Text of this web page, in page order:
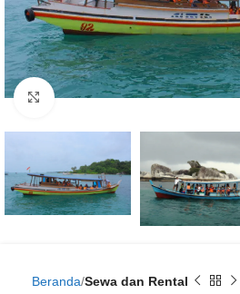
Click to enlarge
Beranda Sewa dan Rental